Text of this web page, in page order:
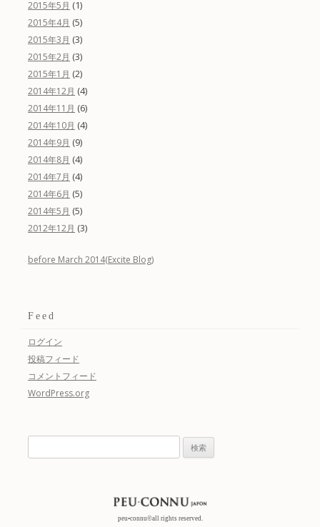
2015年5月 (1)
2015年4月 (5)
2015年3月 (3)
2015年2月 (3)
2015年1月 (2)
2014年12月 (4)
2014年11月 (6)
2014年10月 (4)
2014年9月 (9)
2014年8月 (4)
2014年7月 (4)
2014年6月 (5)
2014年5月 (5)
2012年12月 (3)
before March 2014(Excite Blog)
Feed
ログイン
投稿フィード
コメントフィード
WordPress.org
索:
peu•connu©all rights reserved.